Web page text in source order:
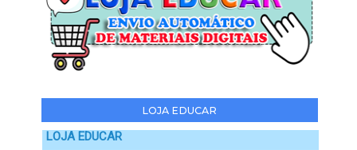
LOJA EDUCAR
LOJA EDUCAR